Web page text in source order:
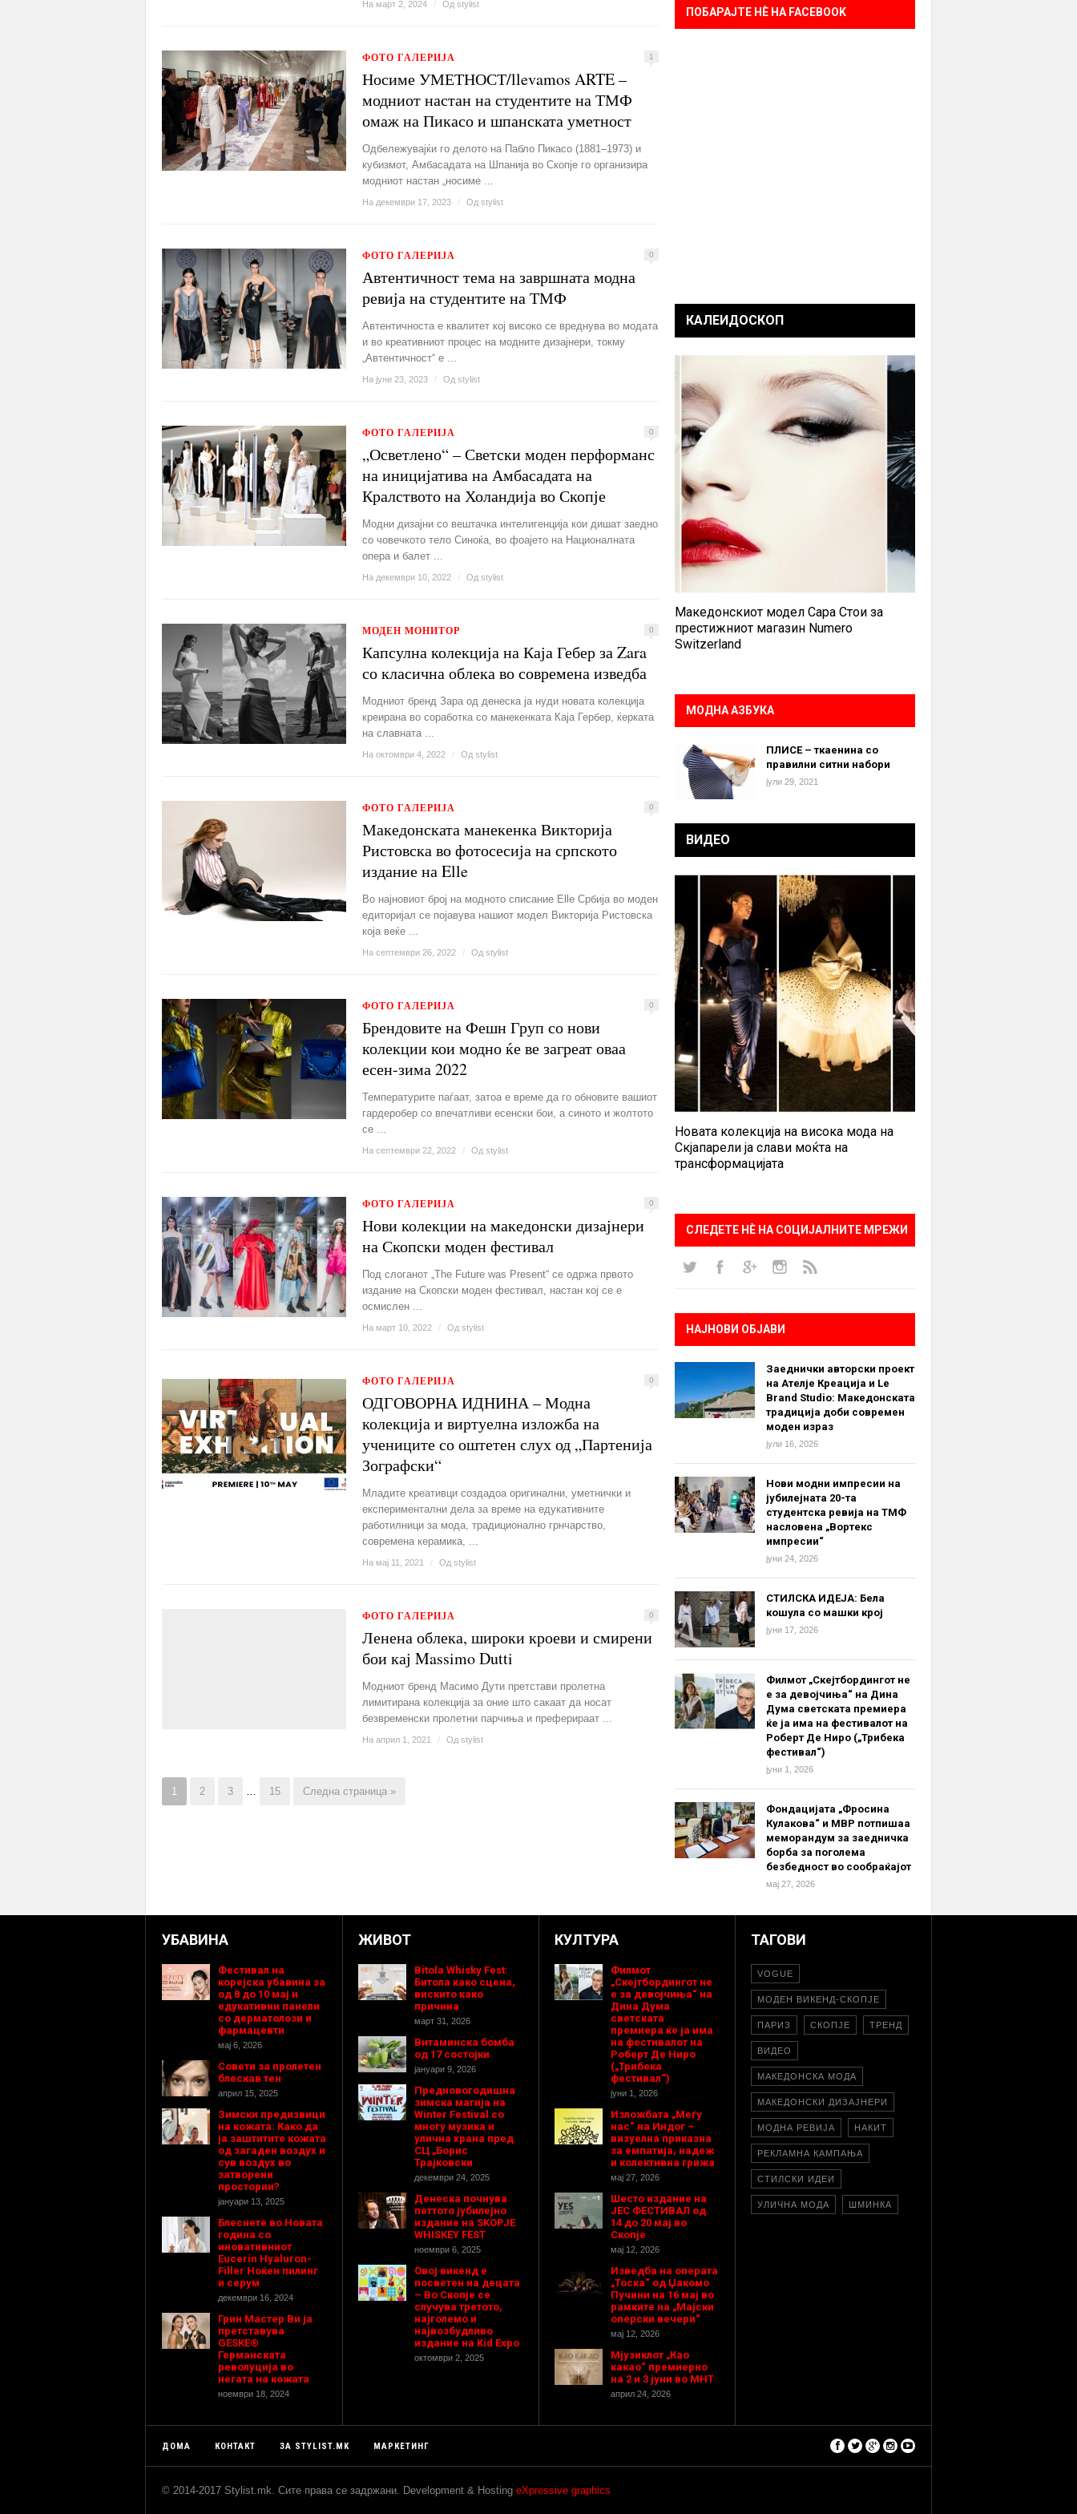
На март 2, 2024 / Од stylist
ФОТО ГАЛЕРИЈА 1
Носиме УМЕТНОСТ/llevamos ARTE –
модниот настан на студентите на ТМФ
омаж на Пикасо и шпанската уметност
Одбележувајќи го делото на Пабло Пикасо (1881–1973) и
кубизмот, Амбасадата на Шпанија во Скопје го организира
модниот настан „носиме ...
На декември 17, 2023 / Од stylist
ФОТО ГАЛЕРИЈА 0
Автентичност тема на завршната модна
ревија на студентите на ТМФ
Автентичноста е квалитет кој високо се вреднува во модата
и во креативниот процес на модните дизајнери, токму
„Автентичност“ е ...
На јуни 23, 2023 / Од stylist
ФОТО ГАЛЕРИЈА 0
„Осветлено“ – Светски моден перформанс
на иницијатива на Амбасадата на
Кралството на Холандија во Скопје
Модни дизајни со вештачка интелигенција кои дишат заедно
со човечкото тело Синоќа, во фоајето на Националната
опера и балет ...
На декември 10, 2022 / Од stylist
МОДЕН МОНИТОР 0
Капсулна колекција на Каја Гебер за Zara
со класична облека во современа изведба
Модниот бренд Зара од денеска ја нуди новата колекција
креирана во соработка со манекенката Каја Гербер, ќерката
на славната ...
На октомври 4, 2022 / Од stylist
ФОТО ГАЛЕРИЈА 0
Македонската манекенка Викторија
Ристовска во фотосесија на српското
издание на Elle
Во најновиот број на модното списание Elle Србија во моден
едиторијал се појавува нашиот модел Викторија Ристовска
која веќе ...
На септември 26, 2022 / Од stylist
ФОТО ГАЛЕРИЈА 0
Брендовите на Фешн Груп со нови
колекции кои модно ќе ве загреат оваа
есен-зима 2022
Температурите паѓаат, затоа е време да го обновите вашиот
гардеробер со впечатливи есенски бои, а синото и жолтото
се ...
На септември 22, 2022 / Од stylist
ФОТО ГАЛЕРИЈА 0
Нови колекции на македонски дизајнери
на Скопски моден фестивал
Под слоганот „The Future was Present“ се одржа првото
издание на Скопски моден фестивал, настан кој се е
осмислен ...
На март 10, 2022 / Од stylist
ФОТО ГАЛЕРИЈА 0
ОДГОВОРНА ИДНИНА – Модна
колекција и виртуелна изложба на
учениците со оштетен слух од „Партенија
Зографски“
Mладите креативци создадоа оригинални, уметнички и
експериментални дела за време на едукативните
работилници за мода, традиционално грнчарство,
современа керамика, ...
На мај 11, 2021 / Од stylist
ФОТО ГАЛЕРИЈА 0
Ленена облека, широки кроеви и смирени
бои кај Massimo Dutti
Модниот бренд Масимо Дути претстави пролетна
лимитирана колекција за оние што сакаат да носат
безвременски пролетни парчиња и преферираат ...
На април 1, 2021 / Од stylist
1 2 3 … 15 Следна страница »
ПОБАРАЈТЕ НÈ НА FACEBOOK
КАЛЕИДОСКОП
Македонскиот модел Сара Стои за
престижниот магазин Numero
Switzerland
МОДНА АЗБУКА
ПЛИСЕ – ткаенина со
правилни ситни набори
јули 29, 2021
ВИДЕО
Новата колекција на висока мода на
Скјапарели ја слави моќта на
трансформацијата
СЛЕДЕТЕ НÈ НА СОЦИЈАЛНИТЕ МРЕЖИ
НАЈНОВИ ОБЈАВИ
Заеднички авторски проект
на Ателје Креација и Le
Brand Studio: Македонската
традиција доби современ
моден израз
јули 16, 2026
Нови модни импресии на
јубилејната 20-та
студентска ревија на ТМФ
насловена „Вортекс
импресии“
јуни 24, 2026
СТИЛСКА ИДЕЈА: Бела
кошула со машки крој
јуни 17, 2026
Филмот „Скејтбордингот не
е за девојчиња“ на Дина
Дума светската премиера
ќе ја има на фестивалот на
Роберт Де Ниро („Трибека
фестивал“)
јуни 1, 2026
Фондацијата „Фросина
Кулакова“ и МВР потпишаа
меморандум за заедничка
борба за поголема
безбедност во сообраќајот
мај 27, 2026
УБАВИНА
Фестивал на
корејска убавина за
од 8 до 10 мај и
едукативни панели
со дерматолози и
фармацевти
мај 6, 2026
Совети за пролетен
блескав тен
април 15, 2025
Зимски предизвици
на кожата: Како да
ја заштитите кожата
од загаден воздух и
сув воздух во
затворени
простории?
јануари 13, 2025
Блеснете во Новата
година со
иновативниот
Eucerin Hyaluron-
Filler Ноќен пилинг
и серум
декември 16, 2024
Грин Мастер Ви ја
претставува
GESKE®
Германската
револуција во
негата на кожата
ноември 18, 2024
ЖИВОТ
Bitola Whisky Fest:
Битола како сцена,
вискито како
причина
март 31, 2026
Витаминска бомба
од 17 состојки
јануари 9, 2026
Предновогодишнa
зимска магија на
Winter Festival со
многу музика и
улична храна пред
СЦ „Борис
Трајковски
декември 24, 2025
Денеска почнува
петтото јубилејно
издание на SKOPJE
WHISKEY FEST
ноември 6, 2025
Овој викенд е
посветен на децата
– Во Скопје се
случува третото,
најголемо и
највозбудливо
издание на Kid Expo
октомври 2, 2025
КУЛТУРА
Филмот
„Скејтбордингот не
е за девојчиња“ на
Дина Дума
светската
премиера ќе ја има
на фестивалот на
Роберт Де Ниро
(„Трибека
фестивал“)
јуни 1, 2026
Изложбата „Меѓу
нас“ на Индог –
визуелна приказна
за емпатија, надеж
и колективна грижа
мај 27, 2026
Шесто издание на
ЈЕС ФЕСТИВАЛ од
14 до 20 мај во
Скопје
мај 12, 2026
Изведба на операта
„Тоска“ од Џакомо
Пучини на 16 мај во
рамките на „Мајски
оперски вечери“
мај 12, 2026
Мјузиклот „Као
какао“ премиерно
на 2 и 3 јуни во МНТ
април 24, 2026
ТАГОВИ
VOGUE
МОДЕН ВИКЕНД-СКОПЈЕ
ПАРИЗ СКОПЈЕ ТРЕНД
ВИДЕО
МАКЕДОНСКА МОДА
МАКЕДОНСКИ ДИЗАЈНЕРИ
МОДНА РЕВИЈА НАКИТ
РЕКЛАМНА КАМПАЊА
СТИЛСКИ ИДЕИ
УЛИЧНА МОДА ШМИНКА
ДОМА КОНТАКТ ЗА STYLIST.MK МАРКЕТИНГ
© 2014-2017 Stylist.mk. Сите права се задржани. Development & Hosting eXpressive graphics